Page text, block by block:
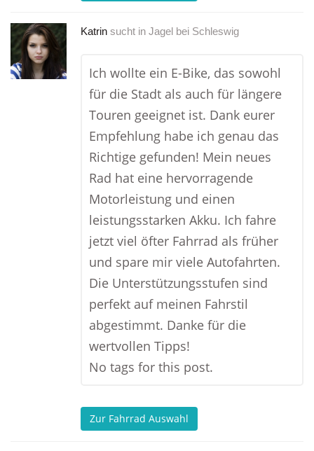
Katrin sucht in Jagel bei Schleswig
Ich wollte ein E-Bike, das sowohl
für die Stadt als auch für längere
Touren geeignet ist. Dank eurer
Empfehlung habe ich genau das
Richtige gefunden! Mein neues
Rad hat eine hervorragende
Motorleistung und einen
leistungsstarken Akku. Ich fahre
jetzt viel öfter Fahrrad als früher
und spare mir viele Autofahrten.
Die Unterstützungsstufen sind
perfekt auf meinen Fahrstil
abgestimmt. Danke für die
wertvollen Tipps!
No tags for this post.
Zur Fahrrad Auswahl